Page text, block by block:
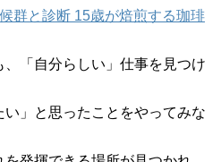
群と診断 15歳が焙煎する珈琲
「自分らしい」仕事を見つけ
」と思ったことをやってみな